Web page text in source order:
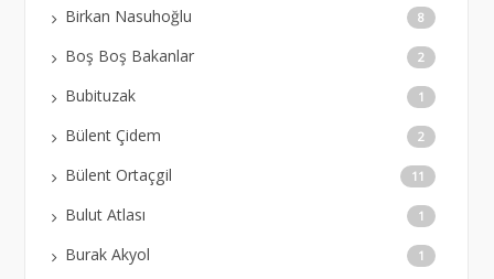
Birkan Nasuhoğlu 8
Boş Boş Bakanlar 2
Bubituzak 1
Bülent Çidem 2
Bülent Ortaçgil 11
Bulut Atlası 1
Burak Akyol 1